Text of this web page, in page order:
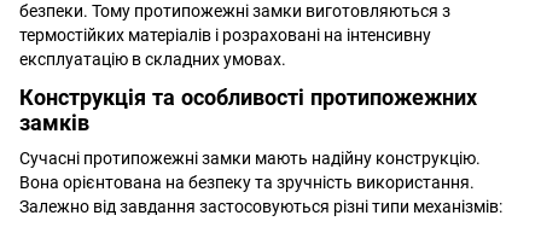
безпеки. Тому протипожежні замки виготовляються з
термостійких матеріалів і розраховані на інтенсивну
експлуатацію в складних умовах.
Конструкція та особливості протипожежних
замків
Сучасні протипожежні замки мають надійну конструкцію.
Вона орієнтована на безпеку та зручність використання.
Залежно від завдання застосовуються різні типи механізмів: